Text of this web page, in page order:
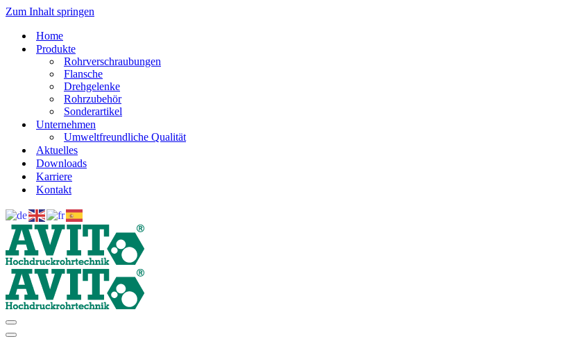
Zum Inhalt springen
Home
Produkte
Rohrverschraubungen
Flansche
Drehgelenke
Rohrzubehör
Sonderartikel
Unternehmen
Umweltfreundliche Qualität
Aktuelles
Downloads
Karriere
Kontakt
Navigations-
Menü
Navigations-